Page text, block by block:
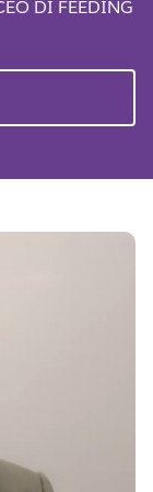
DI FEEDING